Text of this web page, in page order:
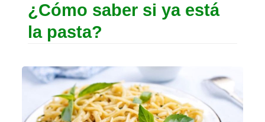
¿Cómo saber si ya está
la pasta?